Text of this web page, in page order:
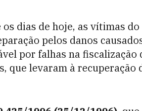
dias de hoje, as vítimas
pelos danos
por falhas na fiscalização
que levaram à recuperação